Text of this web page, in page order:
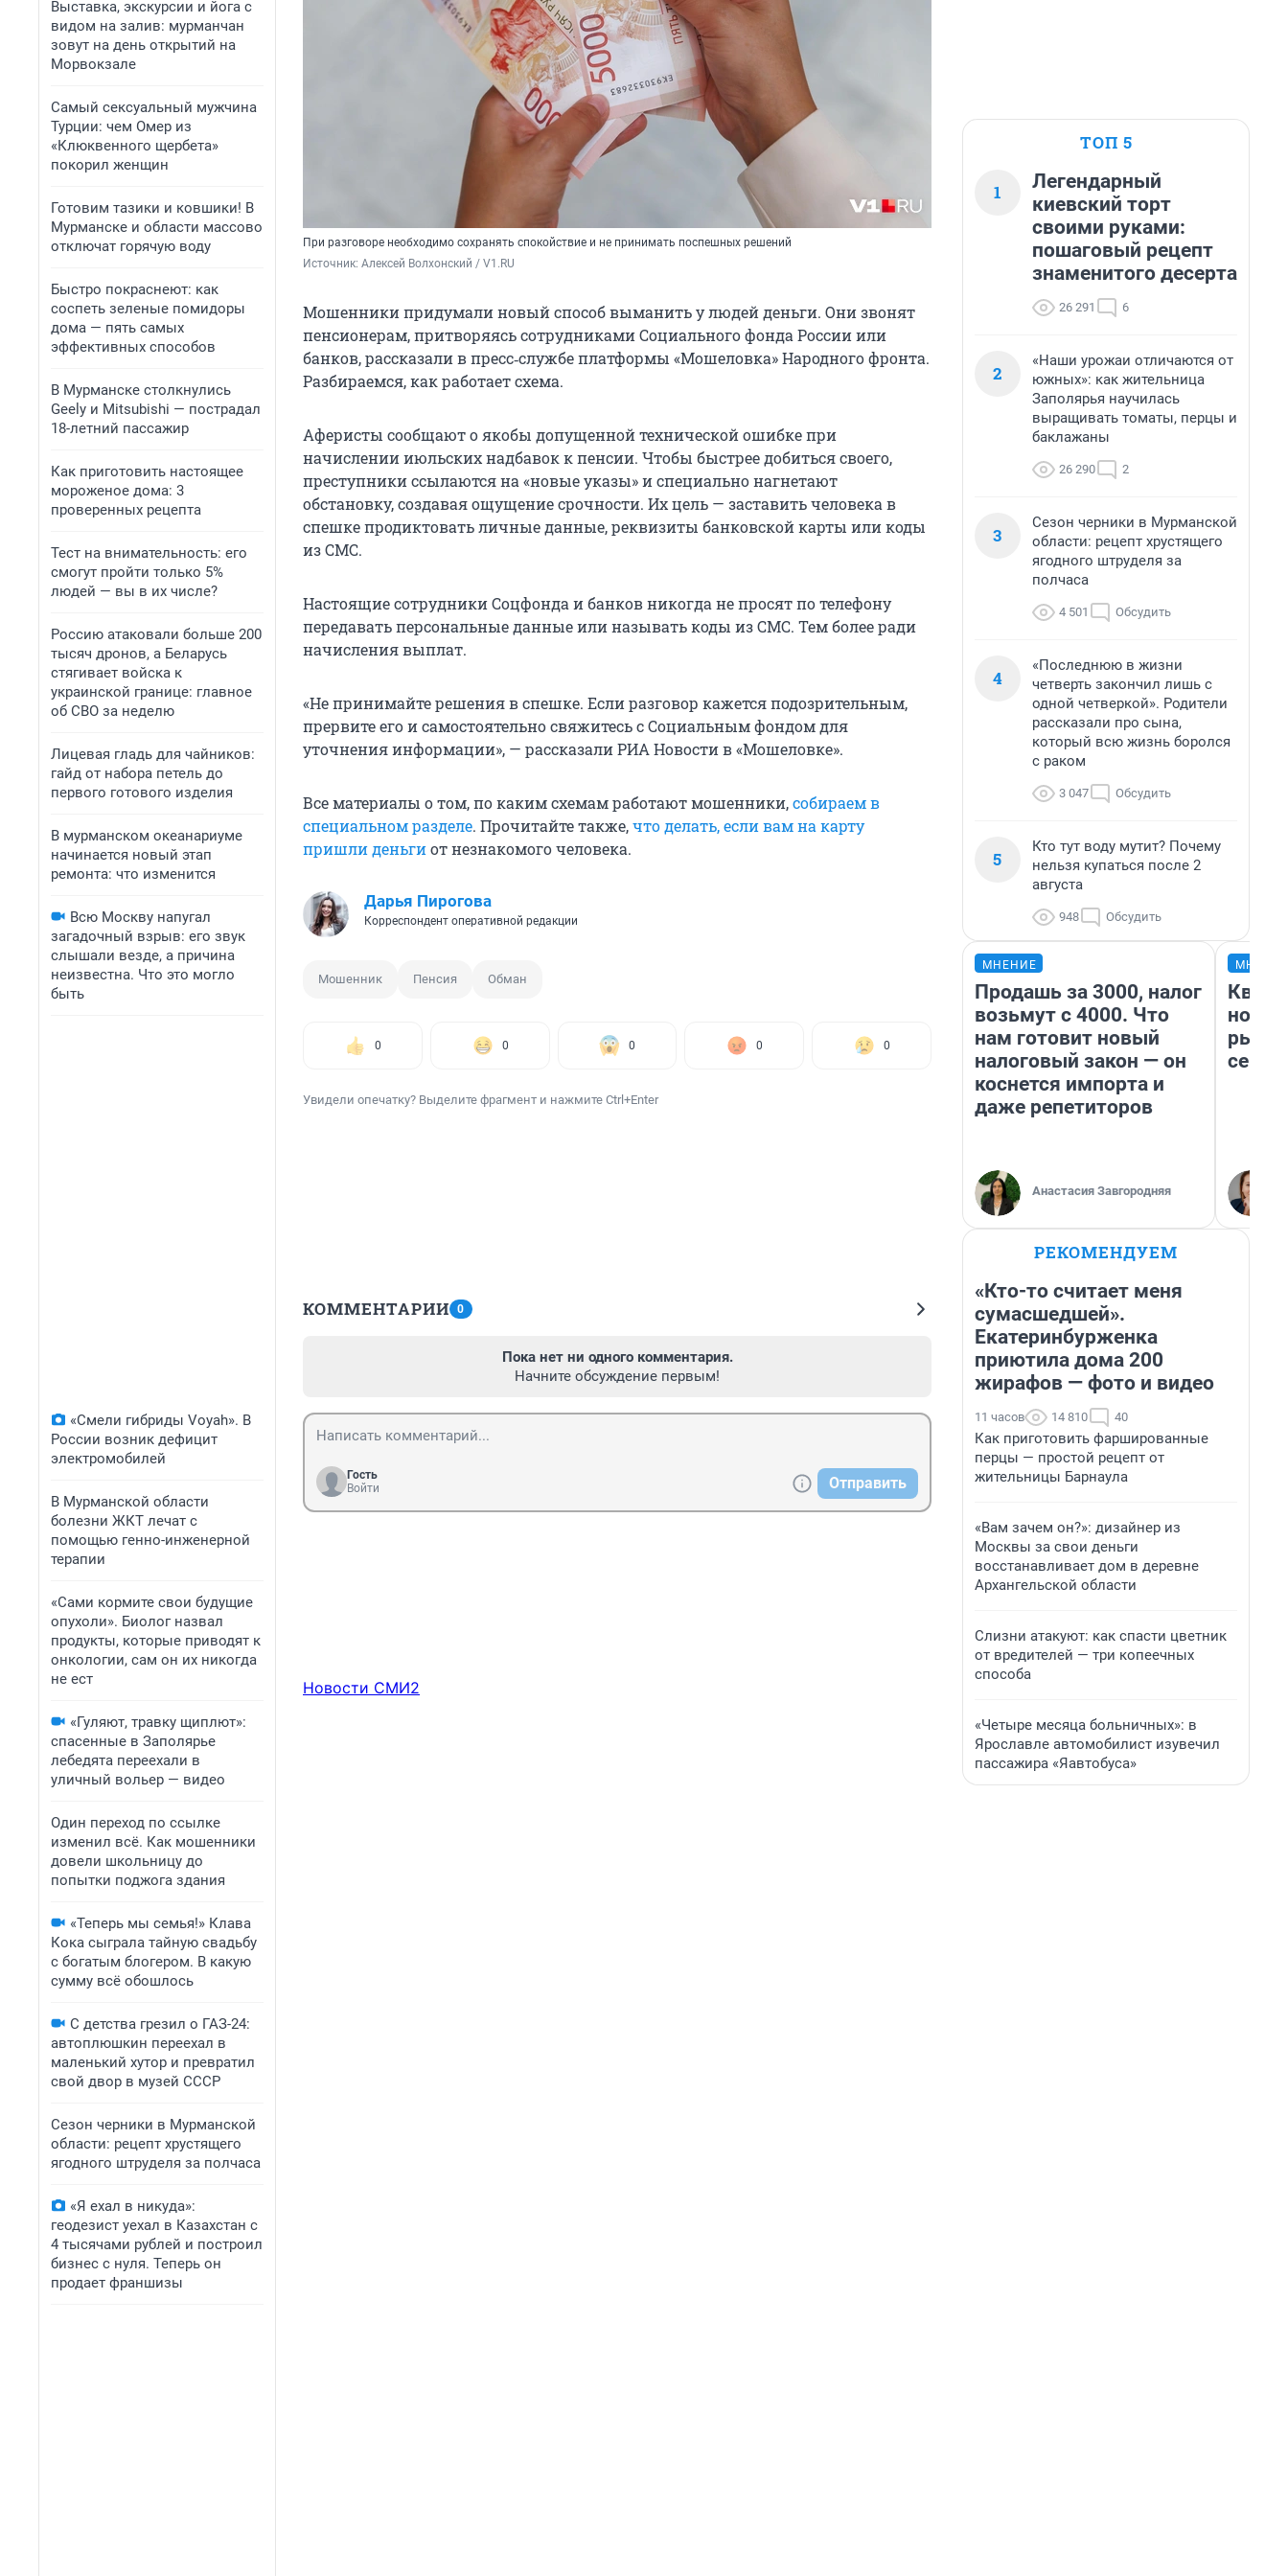
Выставка, экскурсии и йога с
видом на залив: мурманчан
зовут на день открытий на
Морвокзале
Самый сексуальный мужчина
Турции: чем Омер из
«Клюквенного щербета»
покорил женщин
Готовим тазики и ковшики! В
Мурманске и области массово
отключат горячую воду
Быстро покраснеют: как
соспеть зеленые помидоры
дома — пять самых
эффективных способов
В Мурманске столкнулись
Geely и Mitsubishi — пострадал
18-летний пассажир
Как приготовить настоящее
мороженое дома: 3
проверенных рецепта
Тест на внимательность: его
смогут пройти только 5%
людей — вы в их числе?
Россию атаковали больше 200
тысяч дронов, а Беларусь
стягивает войска к
украинской границе: главное
об СВО за неделю
Лицевая гладь для чайников:
гайд от набора петель до
первого готового изделия
В мурманском океанариуме
начинается новый этап
ремонта: что изменится
Всю Москву напугал
загадочный взрыв: его звук
слышали везде, а причина
неизвестна. Что это могло
быть
«Смели гибриды Voyah». В
России возник дефицит
электромобилей
В Мурманской области
болезни ЖКТ лечат с
помощью генно-инженерной
терапии
«Сами кормите свои будущие
опухоли». Биолог назвал
продукты, которые приводят к
онкологии, сам он их никогда
не ест
«Гуляют, травку щиплют»:
спасенные в Заполярье
лебедята переехали в
уличный вольер — видео
Один переход по ссылке
изменил всё. Как мошенники
довели школьницу до
попытки поджога здания
«Теперь мы семья!» Клава
Кока сыграла тайную свадьбу
с богатым блогером. В какую
сумму всё обошлось
С детства грезил о ГАЗ-24:
автоплюшкин переехал в
маленький хутор и превратил
свой двор в музей СССР
Сезон черники в Мурманской
области: рецепт хрустящего
ягодного штруделя за полчаса
«Я ехал в никуда»:
геодезист уехал в Казахстан с
4 тысячами рублей и построил
бизнес с нуля. Теперь он
продает франшизы
При разговоре необходимо сохранять спокойствие и не принимать поспешных решений
Источник: Алексей Волхонский / V1.RU
Мошенники придумали новый способ выманить у людей деньги. Они звонят
пенсионерам, притворяясь сотрудниками Социального фонда России или
банков, рассказали в пресс‑службе платформы «Мошеловка» Народного фронта.
Разбираемся, как работает схема.
Аферисты сообщают о якобы допущенной технической ошибке при
начислении июльских надбавок к пенсии. Чтобы быстрее добиться своего,
преступники ссылаются на «новые указы» и специально нагнетают
обстановку, создавая ощущение срочности. Их цель — заставить человека в
спешке продиктовать личные данные, реквизиты банковской карты или коды
из СМС.
Настоящие сотрудники Соцфонда и банков никогда не просят по телефону
передавать персональные данные или называть коды из СМС. Тем более ради
начисления выплат.
«Не принимайте решения в спешке. Если разговор кажется подозрительным,
прервите его и самостоятельно свяжитесь с Социальным фондом для
уточнения информации», — рассказали РИА Новости в «Мошеловке».
Все материалы о том, по каким схемам работают мошенники,собираем в
специальном разделе. Прочитайте также,что делать, если вам на карту
пришли деньгиот незнакомого человека.
Дарья Пирогова
Корреспондент оперативной редакции
Мошенник Пенсия Обман
0 0 0 0 0
Увидели опечатку? Выделите фрагмент и нажмите Ctrl+Enter
КОММЕНТАРИИ 0
Пока нет ни одного комментария.
Начните обсуждение первым!
Гость
Войти
Отправить
Новости СМИ2
ТОП 5
1
Легендарный
киевский торт
своими руками:
пошаговый рецепт
знаменитого десерта
26 291 6
2
«Наши урожаи отличаются от
южных»: как жительница
Заполярья научилась
выращивать томаты, перцы и
баклажаны
26 290 2
3
Сезон черники в Мурманской
области: рецепт хрустящего
ягодного штруделя за
полчаса
4 501 Обсудить
4
«Последнюю в жизни
четверть закончил лишь с
одной четверкой». Родители
рассказали про сына,
который всю жизнь боролся
с раком
3 047 Обсудить
5
Кто тут воду мутит? Почему
нельзя купаться после 2
августа
948 Обсудить
МНЕНИЕ
Продашь за 3000, налог
возьмут с 4000. Что
нам готовит новый
налоговый закон — он
коснется импорта и
даже репетиторов
Анастасия Завгородняя
но
РЕКОМЕНДУЕМ
«Кто-то считает меня
сумасшедшей».
Екатеринбурженка
приютила дома 200
жирафов — фото и видео
11 часов 14 810 40
Как приготовить фаршированные
перцы — простой рецепт от
жительницы Барнаула
«Вам зачем он?»: дизайнер из
Москвы за свои деньги
восстанавливает дом в деревне
Архангельской области
Слизни атакуют: как спасти цветник
от вредителей — три копеечных
способа
«Четыре месяца больничных»: в
Ярославле автомобилист изувечил
пассажира «Яавтобуса»